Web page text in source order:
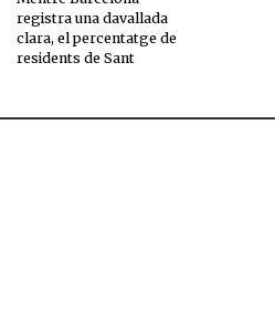
registra una davallada
clara, el percentatge de
residents de Sant